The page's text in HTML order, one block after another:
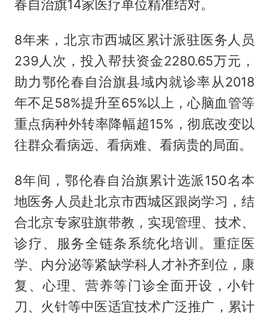
春自治旗14家医疗单位精准结对。
8年来，北京市西城区累计派驻医务人员
239人次，投入帮扶资金2280.65万元，
助力鄂伦春自治旗县域内就诊率从2018
年不足58%提升至65%以上，心脑血管等
重点病种外转率降幅超15%，彻底改变以
往群众看病远、看病难、看病贵的局面。
8年间，鄂伦春自治旗累计选派150名本
地医务人员赴北京市西城区跟岗学习，结
合北京专家驻旗带教，实现管理、技术、
诊疗、服务全链条系统化培训。重症医
学、内分泌等紧缺学科人才补齐到位，康
复、心理、营养等门诊全面开设，小针
刀、火针等中医适宜技术广泛推广，累计